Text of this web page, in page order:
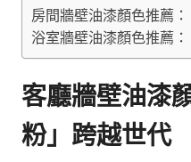
房間牆壁油漆顏色推薦
浴室牆壁油漆顏色推薦
客廳牆壁油漆
粉」跨越世代